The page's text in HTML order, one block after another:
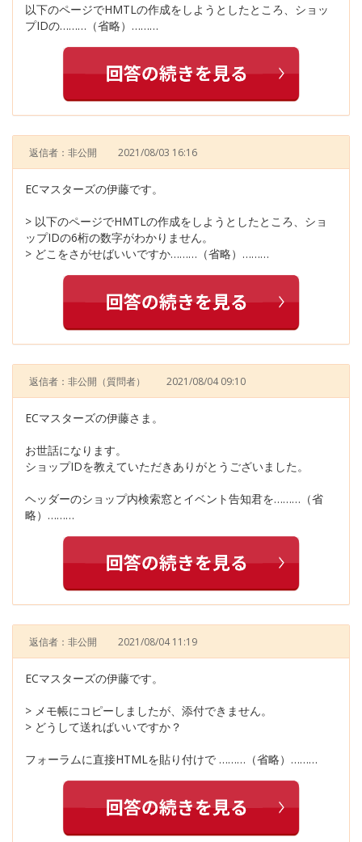
以下のページでHMTLの作成をしようとしたところ、ショッ
プIDの………（省略）………
返信者：非公開 2021/08/03 16:16
ECマスターズの伊藤です。
> 以下のページでHMTLの作成をしようとしたところ、ショ
ップIDの6桁の数字がわかりません。
> どこをさがせばいいですか………（省略）………
返信者：非公開 （質問者） 2021/08/04 09:10
ECマスターズの伊藤さま。
お世話になります。
ショップIDを教えていただきありがとうございました。
ヘッダーのショップ内検索窓とイベント告知君を………（省
略）………
返信者：非公開 2021/08/04 11:19
ECマスターズの伊藤です。
> メモ帳にコピーしましたが、添付できません。
> どうして送ればいいですか？
フォーラムに直接HTMLを貼り付けで ………（省略）………